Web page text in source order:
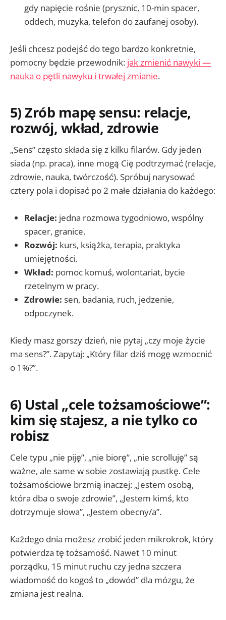
gdy napięcie rośnie (prysznic, 10-min spacer,
oddech, muzyka, telefon do zaufanej osoby).
Jeśli chcesz podejść do tego bardzo konkretnie,
pomocny będzie przewodnik: jak zmienić nawyki —
nauka o pętli nawyku i trwałej zmianie.
5) Zrób mapę sensu: relacje,
rozwój, wkład, zdrowie
„Sens” często składa się z kilku filarów. Gdy jeden
siada (np. praca), inne mogą Cię podtrzymać (relacje,
zdrowie, nauka, twórczość). Spróbuj narysować
cztery pola i dopisać po 2 małe działania do każdego:
Relacje: jedna rozmowa tygodniowo, wspólny
spacer, granice.
Rozwój: kurs, książka, terapia, praktyka
umiejętności.
Wkład: pomoc komuś, wolontariat, bycie
rzetelnym w pracy.
Zdrowie: sen, badania, ruch, jedzenie,
odpoczynek.
Kiedy masz gorszy dzień, nie pytaj „czy moje życie
ma sens?”. Zapytaj: „Który filar dziś mogę wzmocnić
o 1%?”.
6) Ustal „cele tożsamościowe”:
kim się stajesz, a nie tylko co
robisz
Cele typu „nie piję”, „nie biorę”, „nie scrolluję” są
ważne, ale same w sobie zostawiają pustkę. Cele
tożsamościowe brzmią inaczej: „Jestem osobą,
która dba o swoje zdrowie”, „Jestem kimś, kto
dotrzymuje słowa”, „Jestem obecny/a”.
Każdego dnia możesz zrobić jeden mikrokrok, który
potwierdza tę tożsamość. Nawet 10 minut
porządku, 15 minut ruchu czy jedna szczera
wiadomość do kogoś to „dowód” dla mózgu, że
zmiana jest realna.